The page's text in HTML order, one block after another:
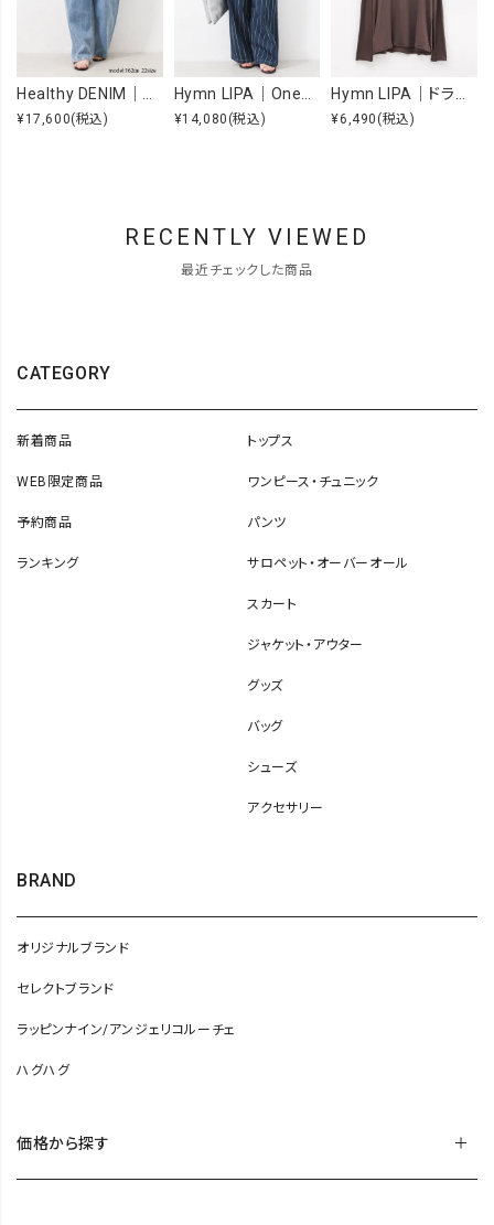
¥17,600(税込) ¥14,080 (税込) ¥6,490 (税込)
RECENTLY VIEWED
最近チェックした商品
CATEGORY
新着商品
WEB限定商品
予約商品
ランキング
トップス
ワンピース・チュニック
パンツ
サロペット・オーバーオール
スカート
ジャケット・アウター
グッズ
バッグ
シューズ
アクセサリー
BRAND
オリジナルブランド
セレクトブランド
ラッピンナイン/アンジェリコルーチェ
ハグハグ
価格から探す